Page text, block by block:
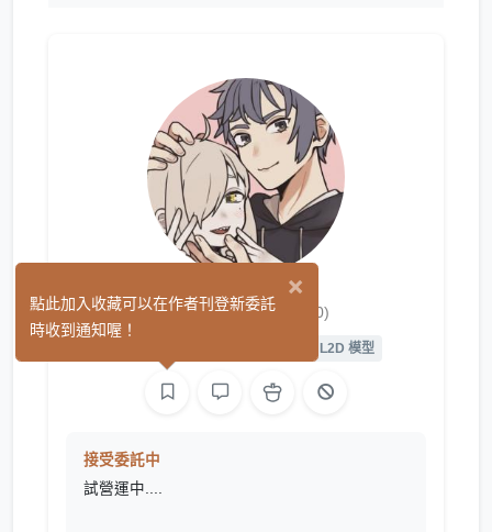
朧月希格斯 (0)
L2D 模型
接受委託中
試營運中....
×
點此加入收藏可以在作者刊登新委託
時收到通知喔！